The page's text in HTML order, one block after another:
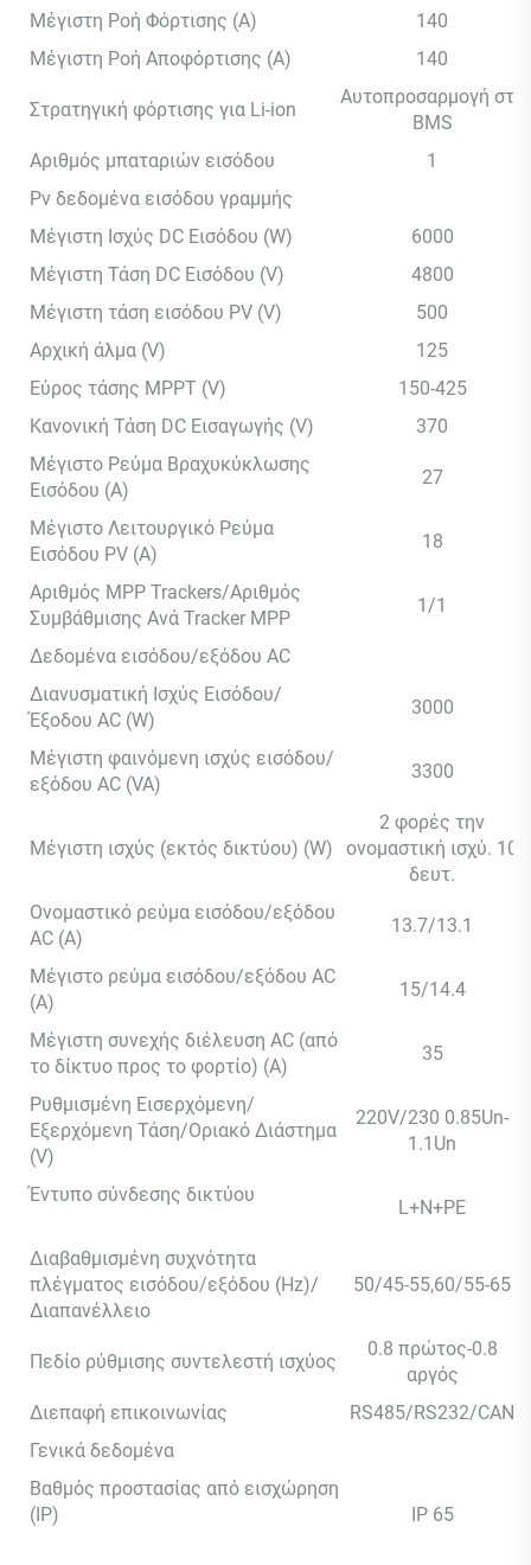
Μέγιστη Ροή Φόρτισης (A)
140
Μέγιστη Ροή Αποφόρτισης (A)
140
Στρατηγική φόρτισης για Li-ion
Αυτοπροσαρμογή στο
BMS
Αριθμός μπαταριών εισόδου
1
Pv δεδομένα εισόδου γραμμής
Μέγιστη Ισχύς DC Εισόδου (W)
6000
Μέγιστη Τάση DC Εισόδου (V)
4800
Μέγιστη τάση εισόδου PV (V)
500
Αρχική άλμα (V)
125
Εύρος τάσης MPPT (V)
150-425
Κανονική Τάση DC Εισαγωγής (V)
370
Μέγιστο Ρεύμα Βραχυκύκλωσης
Εισόδου (A)
27
Μέγιστο Λειτουργικό Ρεύμα
Εισόδου PV (A)
18
Αριθμός MPP Trackers/Αριθμός
Συμβάθμισης Ανά Tracker MPP
1/1
Δεδομένα εισόδου/εξόδου AC
Διανυσματική Ισχύς Εισόδου/
Έξοδου AC (W)
3000
Μέγιστη φαινόμενη ισχύς εισόδου/
εξόδου AC (VA)
3300
Μέγιστη ισχύς (εκτός δικτύου) (W)
2 φορές την
ονομαστική ισχύ. 10
δευτ.
Ονομαστικό ρεύμα εισόδου/εξόδου
AC (Α)
13.7/13.1
Μέγιστο ρεύμα εισόδου/εξόδου AC
(Α)
15/14.4
Μέγιστη συνεχής διέλευση AC (από
το δίκτυο προς το φορτίο) (A)
35
Ρυθμισμένη Εισερχόμενη/
Εξερχόμενη Τάση/Οριακό Διάστημα
(V)
220V/230 0.85Un-
1.1Un
Έντυπο σύνδεσης δικτύου
L+N+PE
Διαβαθμισμένη συχνότητα
πλέγματος εισόδου/εξόδου (Hz)/
Διαπανέλλειο
50/45-55,60/55-65
Πεδίο ρύθμισης συντελεστή ισχύος
0.8 πρώτος-0.8
αργός
Διεπαφή επικοινωνίας
RS485/RS232/CAN
Γενικά δεδομένα
Βαθμός προστασίας από εισχώρηση
(IP)
IP 65